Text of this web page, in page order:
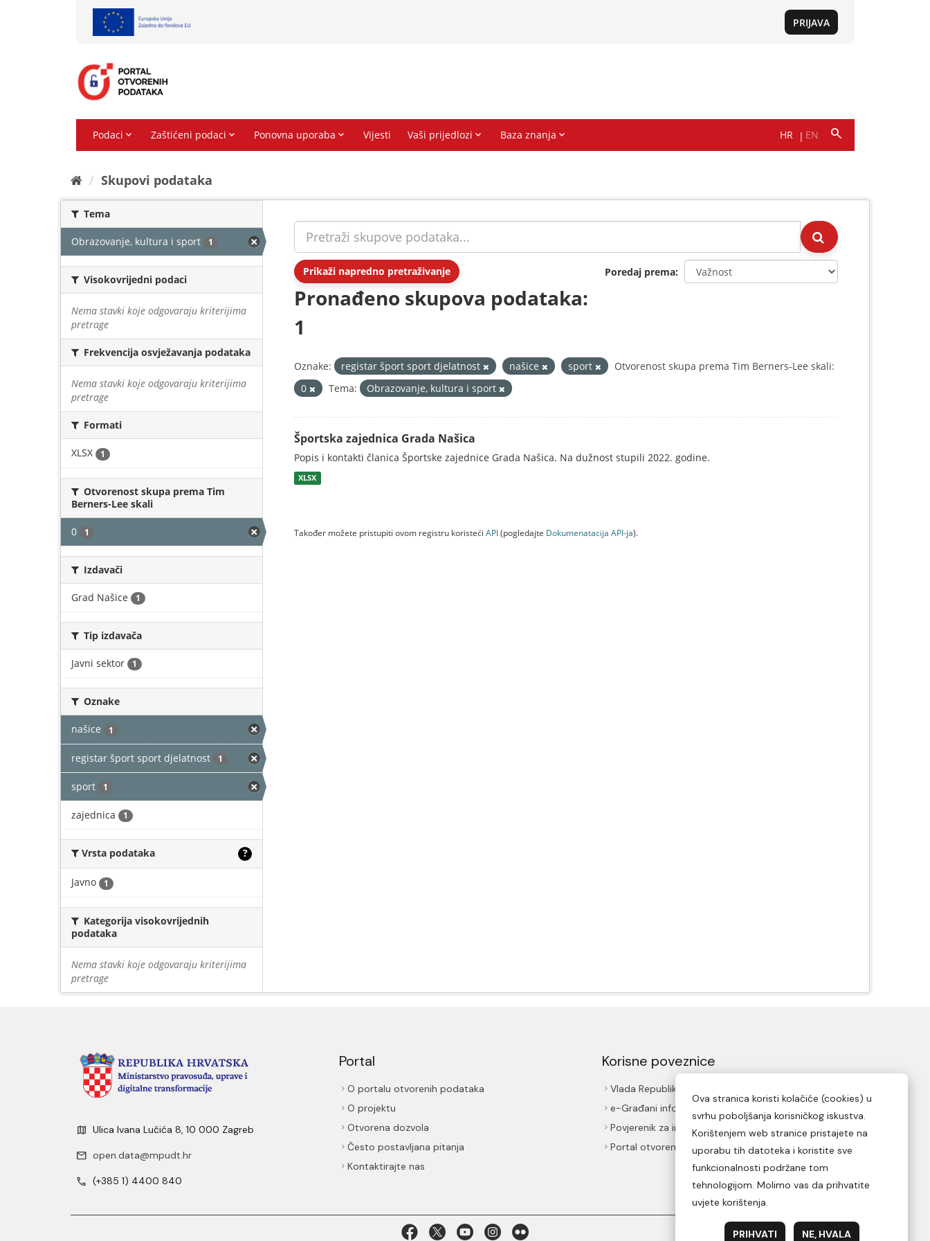
Skupovi podаtаkа
Tema
Obrazovanje, kultura i sport 1
Visokovrijedni podaci
Nema stavki koje odgovaraju kriterijima
pretrage
Frekvencija osvježavanja podataka
Nema stavki koje odgovaraju kriterijima
pretrage
Formati
XLSX 1
Otvorenost skupa prema Tim
Berners-Lee skali
0 1
Izdavači
Grad Našice 1
Tip izdavača
Javni sektor 1
Oznake
našice 1
registar šport sport djelatnost 1
sport 1
zajednica 1
Vrsta podataka ?
Javno 1
Kategorija visokovrijednih
podataka
Nema stavki koje odgovaraju kriterijima
pretrage
Prikaži napredno pretraživanje Poredaj prema
Pronađeno skupova podataka:
1
Oznake: registar šport sport djelatnost našice sport
Otvorenost skupa prema Tim Berners-Lee skali:
0
Tema: Obrazovanje, kultura i sport
Športska zajednica Grada Našica
Popis i kontakti članica Športske zajednice Grada Našica. Na dužnost stupili 2022. godine.
XLSX
Također možete pristupiti ovom registru koristeći API(pogledajte Dokumenаtаcijа API-jа).